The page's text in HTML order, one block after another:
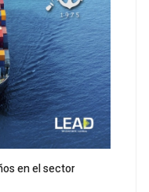
en el sector